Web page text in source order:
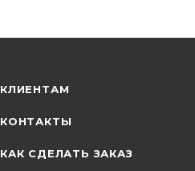
КЛИЕНТАМ
КОНТАКТЫ
КАК СДЕЛАТЬ ЗАКАЗ